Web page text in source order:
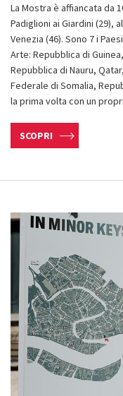
La Mostra è affiancata da
Padiglioni ai Giardini (29),
Venezia (46). Sono 7 i
Arte: Repubblica di
Repubblica di Nauru,
Federale di Somalia,
la prima volta con un
SCOPRI